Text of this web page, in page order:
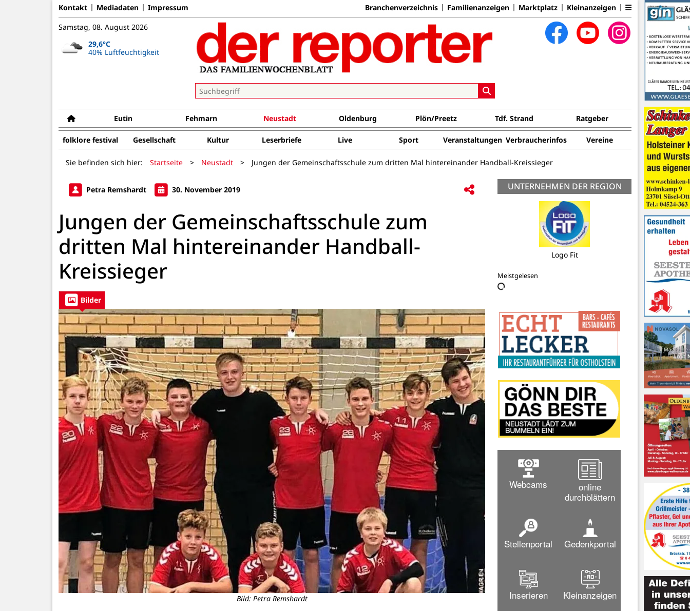
Kontakt Mediadaten Impressum Branchenverzeichnis Familienanzeigen Marktplatz Kleinanzeigen
Samstag, 08. August 2026
29,6°C
40% Luftfeuchtigkeit
Eutin Fehmarn Neustadt Oldenburg Plön/Preetz Tdf. Strand Ratgeber
folklore festival Gesellschaft Kultur Leserbriefe Live Sport Veranstaltungen Verbraucherinfos Vereine
Sie befinden sich hier: Startseite > Neustadt > Jungen der Gemeinschaftsschule zum dritten Mal hintereinander Handball-Kreissieger
Petra Remshardt 30. November 2019
Jungen der Gemeinschaftsschule zum
dritten Mal hintereinander Handball-
Kreissieger
Bilder
Bild: Petra Remshardt
UNTERNEHMEN DER REGION
DLRG e.V. Bundesverband –
Kundenbetreuung & Vertrieb (ZWRD-
K)
Meistgelesen
Webcams
online
durchblättern
Stellenportal Gedenkportal
Inserieren Kleinanzeigen